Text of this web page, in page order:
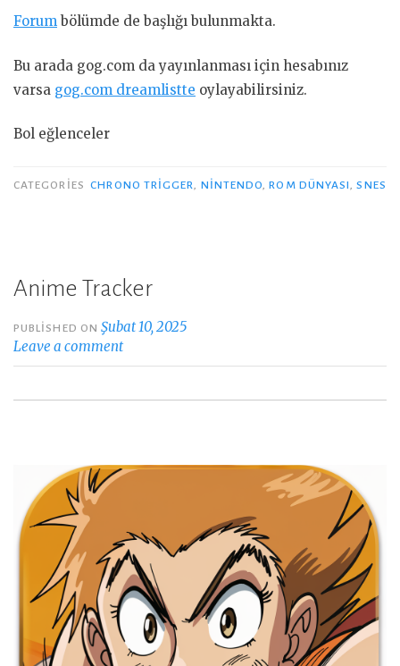
Forumbölümde de başlığı bulunmakta.
Bu arada gog.com da yayınlanması için hesabınız
varsa gog.com dreamlistte oylayabilirsiniz.
Bol eğlenceler
CATEGORIES CHRONO TRIGGER NINTENDO ,ROM DÜNYASI ,SNES
Anime Tracker
PUBLISHED ONŞubat 10, 2025
Leave a comment